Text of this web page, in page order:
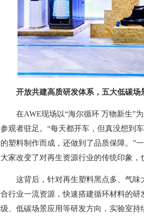
开放共建高质研发体系，五大低碳场
在AWE现场以“海尔循环 万物新生”为
参观者驻足。“每天都开车，但真没想到
的塑料制作而成，还做到了品质保障。”
大家改变了对再生资源行业的传统印象，
这背后，针对再生塑料黑点多、气味
合行业一流资源，快速搭建循环材料的
级、低碳场景应用等研发方向，实验室